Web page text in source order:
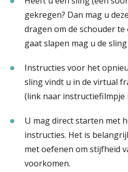
gekregen? Dan mag u
dragen om de schouder
gaat slapen mag u de
Instructies voor het
sling vindt u in de virtual
(link naar instructiefilmpje
U mag direct starten met
instructies. Het is
met oefenen om stijfheid
voorkomen.